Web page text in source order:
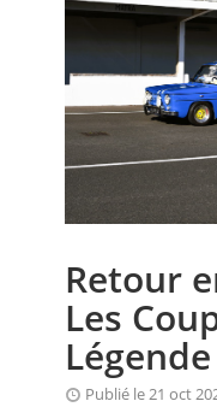
EVÈNEMENTS
CALENDRIER
ANNUAIRES
PETITES
Retour
Les
Publié le 21 oct